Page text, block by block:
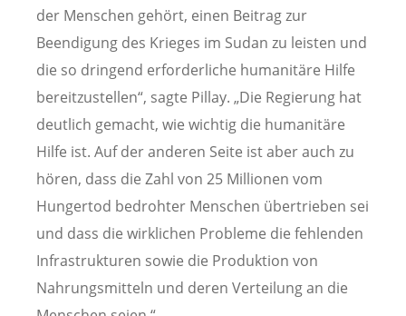
der Menschen gehört, einen Beitrag zur
Beendigung des Krieges im Sudan zu leisten und
die so dringend erforderliche humanitäre Hilfe
bereitzustellen“, sagte Pillay. „Die Regierung hat
deutlich gemacht, wie wichtig die humanitäre
Hilfe ist. Auf der anderen Seite ist aber auch zu
hören, dass die Zahl von 25 Millionen vom
Hungertod bedrohter Menschen übertrieben sei
und dass die wirklichen Probleme die fehlenden
Infrastrukturen sowie die Produktion von
Nahrungsmitteln und deren Verteilung an die